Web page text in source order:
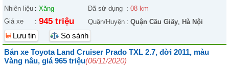
Nhiên liệu : Xăng Đã sử dụng : 08 km
Giá xe
: 945 triệu Quận/Huyện : Quận Cầu Giấy, Hà Nội
Lưu tin
So sánh
Bán xe Toyota Land Cruiser Prado TXL 2.7, đời 2011, màu
Vàng nâu, giá 965 triệu(06/11/2020)